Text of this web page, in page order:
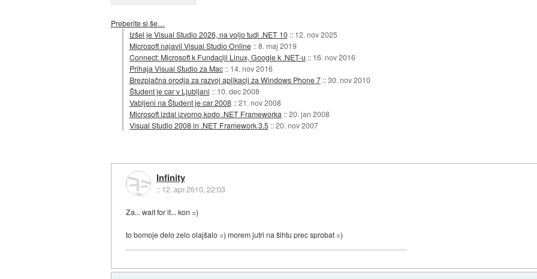
Preberite si še…
Izšel je Visual Studio 2026, na voljo tudi .NET 10 :: 12. nov 2025
Microsoft najavil Visual Studio Online ::8. maj 2019
Connect: Microsoft k Fundaciji Linux, Google k .NET-u :: 16. nov 2016
Prihaja Visual Studio za Mac :: 14. nov 2016
Brezplačna orodja za razvoj aplikacij za Windows Phone 7 ::30. nov 2010
Študent je car v Ljubljani :: 10. dec 2008
Vabljeni na Študent je car 2008 ::21. nov 2008
Microsoft izdal izvorno kodo .NET Frameworka ::20. jan 2008
Visual Studio 2008 in .NET Framework 3.5 ::20. nov 2007
Infinity
:: 12. apr 2010, 22:03
Za... wait for it... kon =)
to bomoje delo zelo olajšalo =) morem jutri na šihtu prec sprobat =)